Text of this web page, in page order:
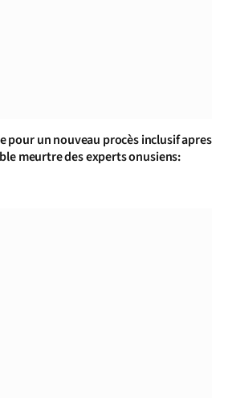
pour un nouveau procès inclusif apres
meurtre des experts onusiens: